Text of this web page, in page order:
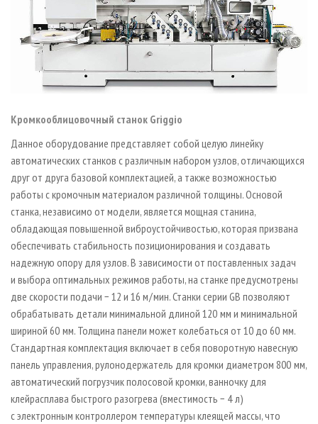
Кромкооблицовочный станок Griggio
Данное оборудование представляет собой целую линейку
автоматических станков с различным набором узлов, отличающихся
друг от друга базовой комплектацией, а также возможностью
работы с кромочным материалом различной толщины. Основой
станка, независимо от модели, является мощная станина,
обладающая повышенной виброустойчивостью, которая призвана
обеспечивать стабильность позиционирования и создавать
надежную опору для узлов. В зависимости от поставленных задач
и выбора оптимальных режимов работы, на станке предусмотрены
две скорости подачи − 12 и 16 м / мин. Станки серии GB позволяют
обрабатывать детали минимальной длиной 120 мм и минимальной
шириной 60 мм. Толщина панели может колебаться от 10 до 60 мм.
Стандартная комплектация включает в себя поворотную навесную
панель управления, рулонодержатель для кромки диаметром 800 мм,
автоматический погрузчик полосовой кромки, ванночку для
клейрасплава быстрого разогрева (вместимость − 4 л)
с электронным контроллером температуры клеящей массы, что